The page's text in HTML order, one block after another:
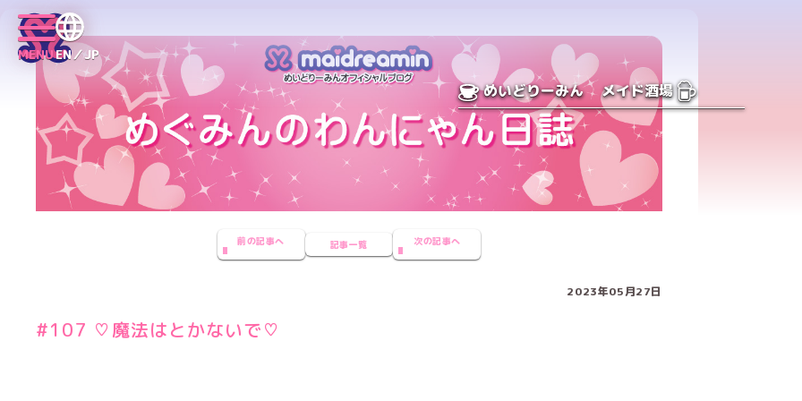
MENUEN／JP
めいどりーみん メイド酒場
前の記事へ 記事一覧 次の記事へ
2023年05月27日
#107 ♡魔法はとかないで♡